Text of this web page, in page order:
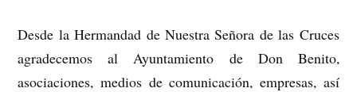
Desde la Hermandad de Nuestra Señora de las Cruces
agradecemos al Ayuntamiento de Don Benito,
asociaciones, medios de comunicación, empresas, así